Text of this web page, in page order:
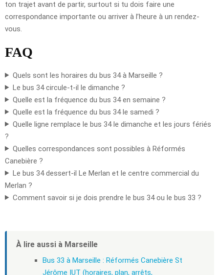
ton trajet avant de partir, surtout si tu dois faire une
correspondance importante ou arriver à l’heure à un rendez-
vous.
FAQ
Quels sont les horaires du bus 34 à Marseille ?
Le bus 34 circule-t-il le dimanche ?
Quelle est la fréquence du bus 34 en semaine ?
Quelle est la fréquence du bus 34 le samedi ?
Quelle ligne remplace le bus 34 le dimanche et les jours fériés
?
Quelles correspondances sont possibles à Réformés
Canebière ?
Le bus 34 dessert-il Le Merlan et le centre commercial du
Merlan ?
Comment savoir si je dois prendre le bus 34 ou le bus 33 ?
À lire aussi à Marseille
Bus 33 à Marseille : Réformés Canebière St
Jérôme IUT (horaires, plan, arrêts,